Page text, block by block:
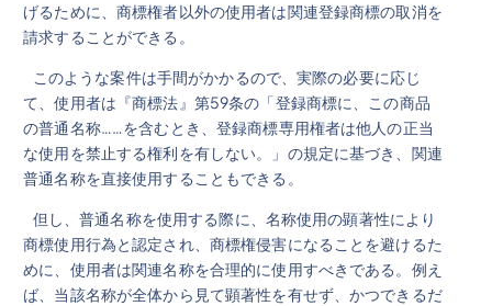
げるために、商標権者以外の使用者は関連登録商標の取消を
請求することができる。
このような案件は手間がかかるので、実際の必要に応じ
て、使用者は『商標法』第59条の「登録商標に、この商品
の普通名称……を含むとき、登録商標専用権者は他人の正当
な使用を禁止する権利を有しない。」の規定に基づき、関連
普通名称を直接使用することもできる。
但し、普通名称を使用する際に、名称使用の顕著性により
商標使用行為と認定され、商標権侵害になることを避けるた
めに、使用者は関連名称を合理的に使用すべきである。例え
ば、当該名称が全体から見て顕著性を有せず、かつできるだ